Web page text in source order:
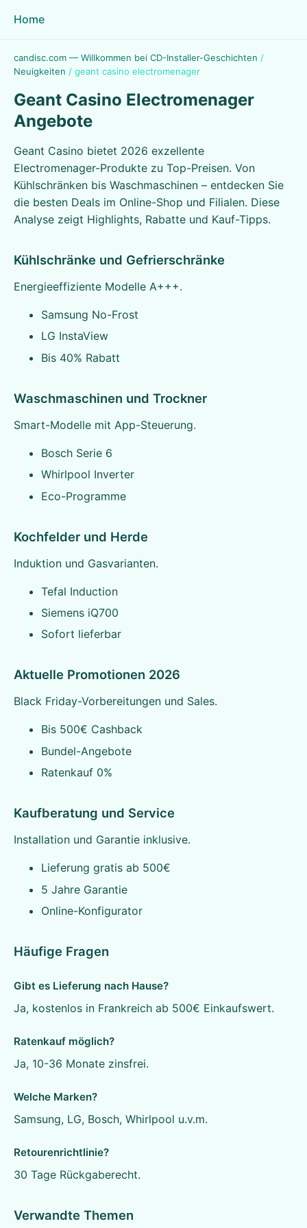
Home
candisc.com — Willkommen bei CD-Installer-Geschichten /
Neuigkeiten / geant casino electromenager
Geant Casino Electromenager
Angebote
Geant Casino bietet 2026 exzellente
Electromenager-Produkte zu Top-Preisen. Von
Kühlschränken bis Waschmaschinen – entdecken Sie
die besten Deals im Online-Shop und Filialen. Diese
Analyse zeigt Highlights, Rabatte und Kauf-Tipps.
Kühlschränke und Gefrierschränke
Energieeffiziente Modelle A+++.
Samsung No-Frost
LG InstaView
Bis 40% Rabatt
Waschmaschinen und Trockner
Smart-Modelle mit App-Steuerung.
Bosch Serie 6
Whirlpool Inverter
Eco-Programme
Kochfelder und Herde
Induktion und Gasvarianten.
Tefal Induction
Siemens iQ700
Sofort lieferbar
Aktuelle Promotionen 2026
Black Friday-Vorbereitungen und Sales.
Bis 500€ Cashback
Bundel-Angebote
Ratenkauf 0%
Kaufberatung und Service
Installation und Garantie inklusive.
Lieferung gratis ab 500€
5 Jahre Garantie
Online-Konfigurator
Häufige Fragen
Gibt es Lieferung nach Hause?
Ja, kostenlos in Frankreich ab 500€ Einkaufswert.
Ratenkauf möglich?
Ja, 10-36 Monate zinsfrei.
Welche Marken?
Samsung, LG, Bosch, Whirlpool u.v.m.
Retourenrichtlinie?
30 Tage Rückgaberecht.
Verwandte Themen